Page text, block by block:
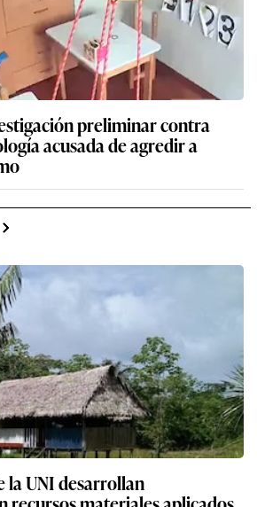
preliminar contra
acusada de agredir a
la UNI desarrollan